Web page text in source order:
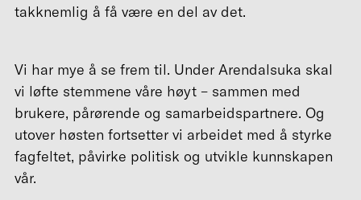
takknemlig å få være en del av det.
Vi har mye å se frem til. Under Arendalsuka skal
vi løfte stemmene våre høyt – sammen med
brukere, pårørende og samarbeidspartnere. Og
utover høsten fortsetter vi arbeidet med å styrke
fagfeltet, påvirke politisk og utvikle kunnskapen
vår.